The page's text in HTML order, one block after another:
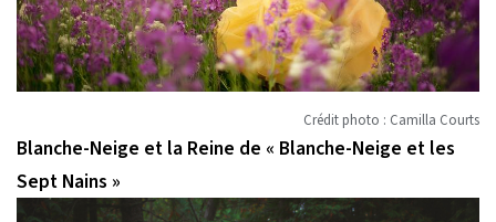
Crédit photo : Camilla Courts
Blanche-Neige et la Reine de « Blanche-Neige et les
Sept Nains »